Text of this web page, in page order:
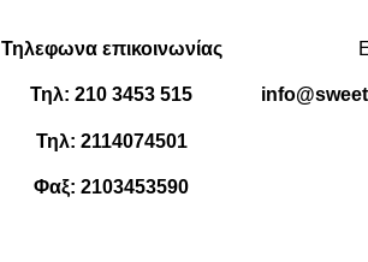
Τηλεφωνα επικοινωνίας
Τηλ:210 3453 515
Τηλ: 2114074501
Φαξ:2103453590